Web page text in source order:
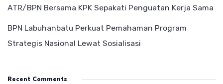
ATR/BPN Bersama KPK Sepakati Penguatan Kerja Sama
BPN Labuhanbatu Perkuat Pemahaman Program
Strategis Nasional Lewat Sosialisasi
Recent Comments